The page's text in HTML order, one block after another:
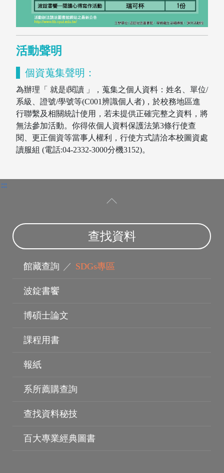
活動聲明
個資蒐集聲明：
為辦理「 就是i閱讀 」，蒐集之個人資料：姓名、單位/
系級、證號/學號等(C001辨識個人者)，於校務地區進
行聯繫及相關統計使用，若未提供正確完整之資料，將
無法參加活動。你得依個人資料保護法第3條行使查
閱、更正個資等當事人權利，行使方式請洽本校圖資處
讀服組 (電話:04-2332-3000分機3152)。
:::
查找資料
館藏查詢 ／ SDGs專區
波錠書饗
博碩士論文
課程用書
報紙
系所薦購查詢
查找資料秘技
百大專業經典圖書